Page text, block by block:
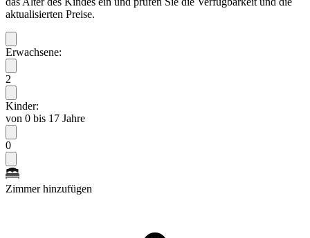
aktualisierten Preise.
Erwachsene:
2
Kinder:
von 0 bis 17 Jahre
0
Zimmer hinzufügen